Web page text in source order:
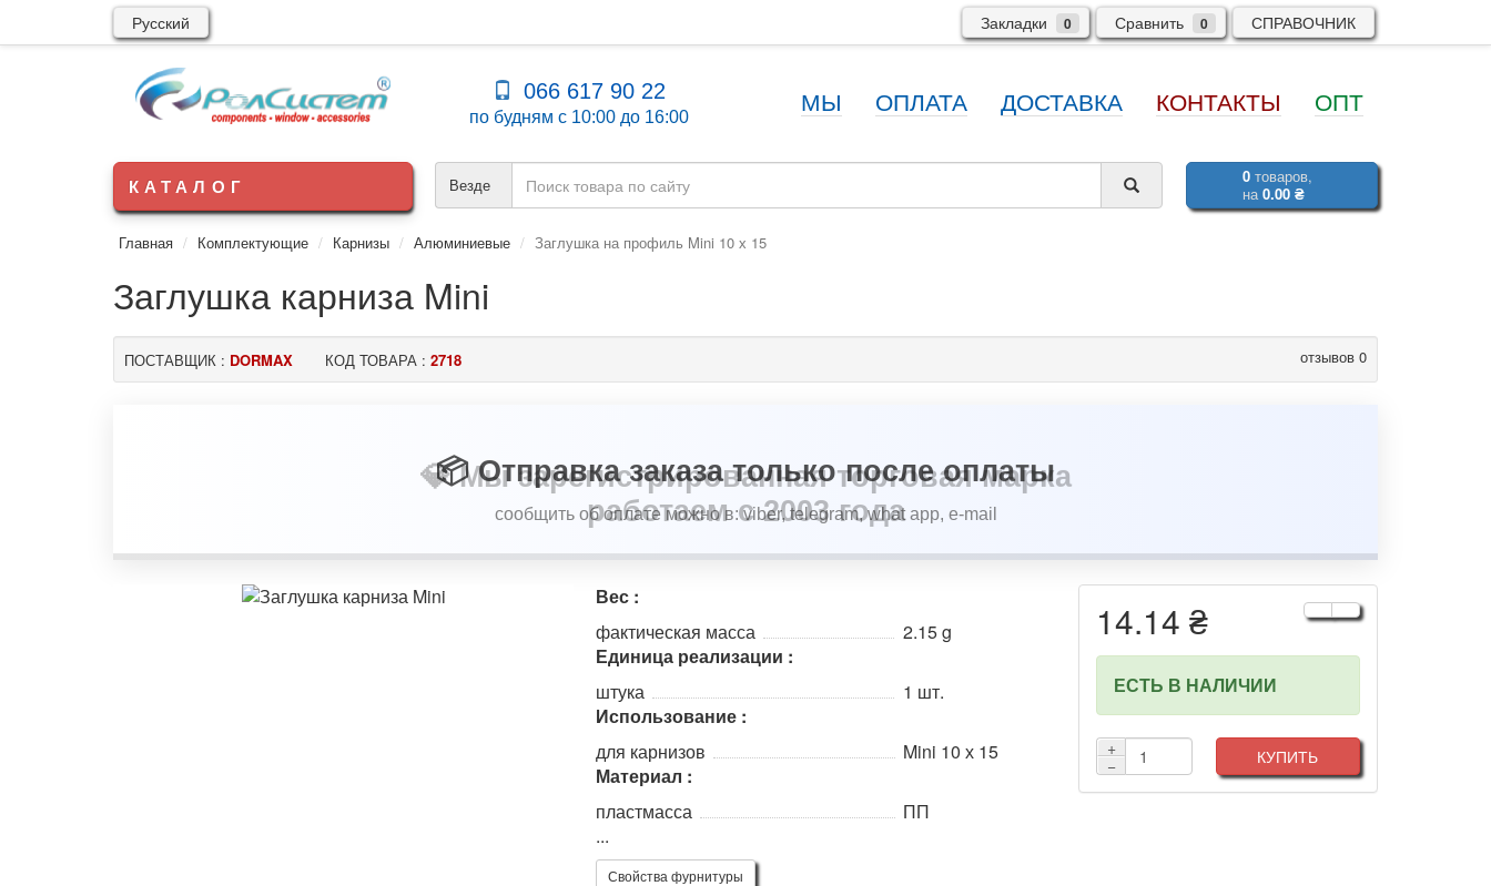
Русский СПРАВОЧНИК
Закладки 0 Сравнить 0
066 617 90 22
по будням с 10:00 до 16:00
МЫ ОПЛАТА ДОСТАВКА КОНТАКТЫ ОПТ
Везде 0товаров,
на0.00 ₴
КАТАЛОГ
Главная Комплектующие Карнизы Алюминиевые Заглушка на профиль Mini 10 х 15
Заглушка карниза Mini
ПОСТАВЩИК : DORMAX КОД ТОВАРА : 2718 отзывов 0
💎 Мы зарегистрированная торговая марка
работаем с 2003 года
Вес :
фактическая масса
2.15 g
Единица реализации :
штука
1 шт.
Использование :
для карнизов
Mini 10 х 15
Материал :
пластмасса
ПП
...
Свойства фурнитуры
14.14 ₴
ЕСТЬ В НАЛИЧИИ
+
−
КУПИТЬ